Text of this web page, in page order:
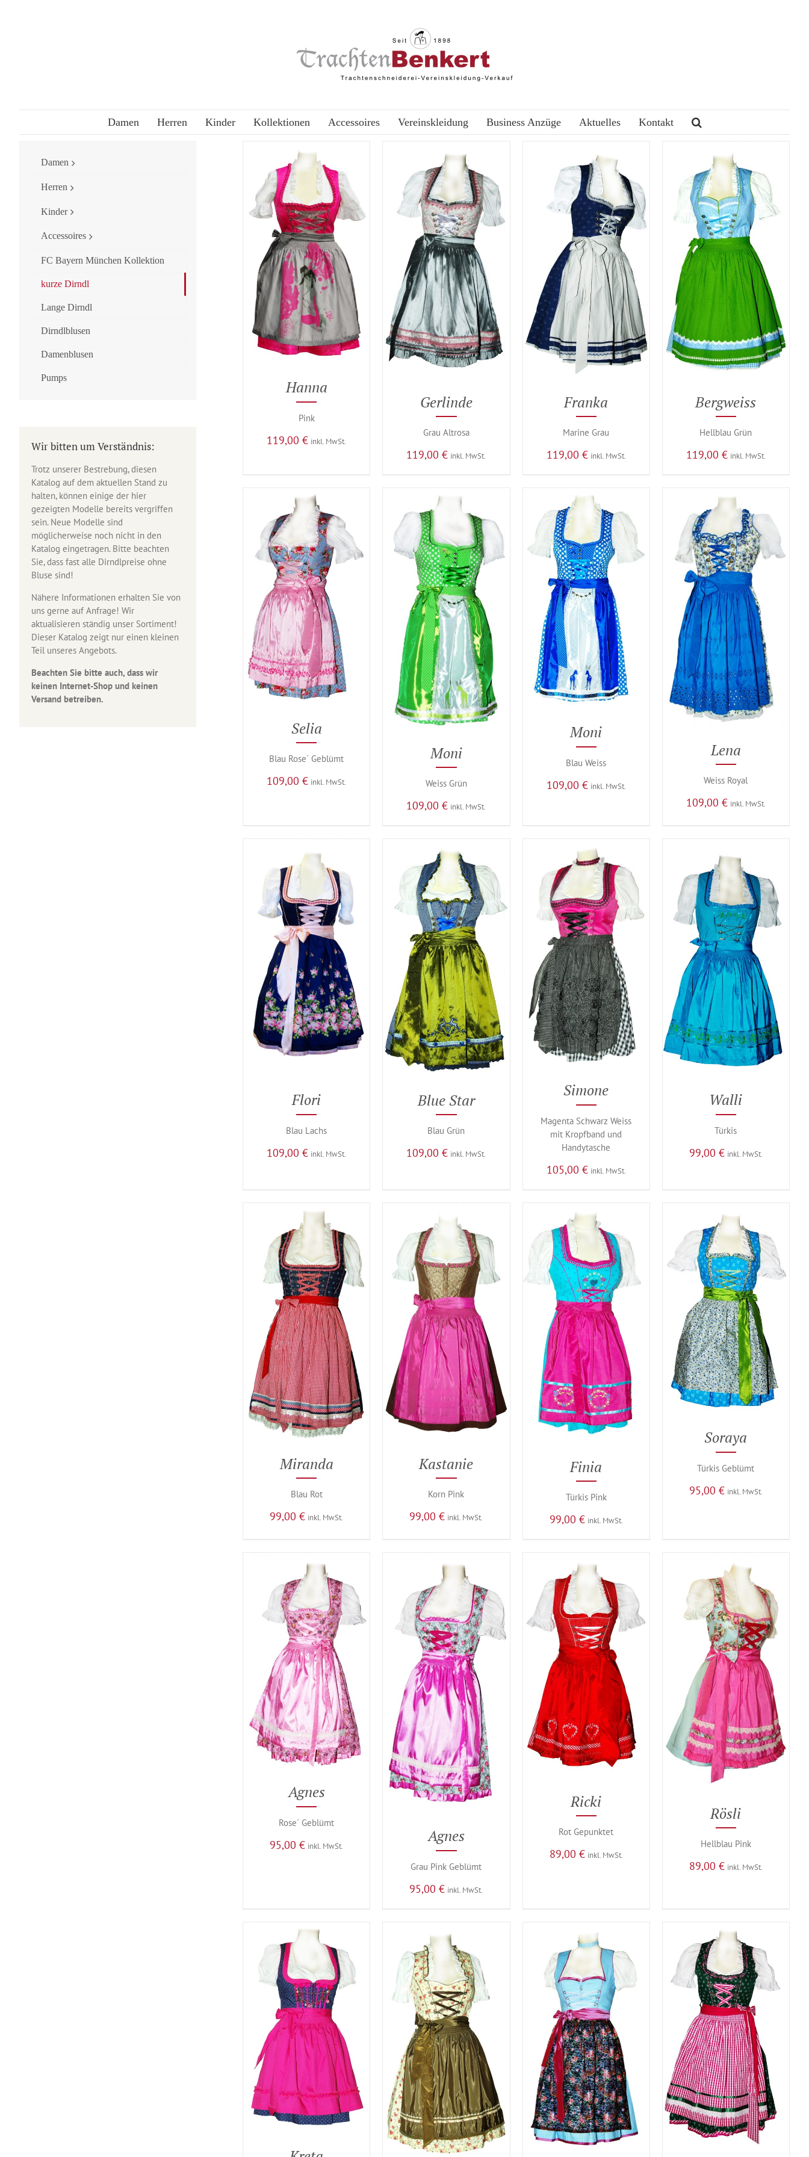
Damen Herren Kinder Kollektionen Accessoires Vereinskleidung Business Anzüge Aktuelles Kontakt
Hanna
Pink
119,00€ inkl. MwSt.
Gerlinde
Grau Altrosa
119,00€ inkl. MwSt.
Franka
Marine Grau
119,00 € inkl. MwSt.
Bergweiss
Hellblau Grün
119,00 € inkl. MwSt.
Selia
Blau Rose´ Geblümt
109,00€ inkl. MwSt.
Moni
Weiss Grün
109,00€ inkl. MwSt.
Moni
Blau Weiss
109,00 € inkl. MwSt.
Lena
Weiss Royal
109,00 € inkl. MwSt.
Flori
Blau Lachs
109,00€ inkl. MwSt.
Blue Star
Blau Grün
109,00€ inkl. MwSt.
Simone
Magenta Schwarz Weiss
mit Kropfband und
Handytasche
105,00 € inkl. MwSt.
Walli
Türkis
99,00 € inkl. MwSt.
Miranda
Blau Rot
99,00€ inkl. MwSt.
Kastanie
Korn Pink
99,00€ inkl. MwSt.
Finia
Türkis Pink
99,00 € inkl. MwSt.
Soraya
Türkis Geblümt
95,00 € inkl. MwSt.
Agnes
Rose´ Geblümt
95,00€ inkl. MwSt.
Agnes
Grau Pink Geblümt
95,00€ inkl. MwSt.
Ricki
Rot Gepunktet
89,00 € inkl. MwSt.
Rösli
Hellblau Pink
89,00 € inkl. MwSt.
Damen
Herren
Kinder
Accessoires
FC Bayern München Kollektion
kurze Dirndl
Lange Dirndl
Dirndlblusen
Damenblusen
Pumps
Wir bitten um Verständnis:
Trotz unserer Bestrebung, diesen
Katalog auf dem aktuellen Stand zu
halten, können einige der hier
gezeigten Modelle bereits vergriffen
sein. Neue Modelle sind
möglicherweise noch nicht in den
Katalog eingetragen. Bitte beachten
Sie, dass fast alle Dirndlpreise ohne
Bluse sind!
Nähere Informationen erhalten Sie von
uns gerne auf Anfrage! Wir
aktualisieren ständig unser Sortiment!
Dieser Katalog zeigt nur einen kleinen
Teil unseres Angebots.
Beachten Sie bitte auch, dass wir
keinen Internet-Shop und keinen
Versand betreiben.